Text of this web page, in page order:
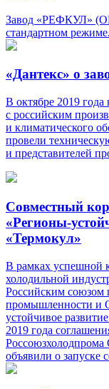
Завод «РЕФКУЛ»
стандартном режиме.
«Дантекс» о
В октябре 2019
с российским
и климатического
провели
и представителей
Совместный
«Регионы-
«Термокул»
В рамках успешной
холодильной
Российским союзом
промышленности и
устойчивое
2019 года
объявили о запуске